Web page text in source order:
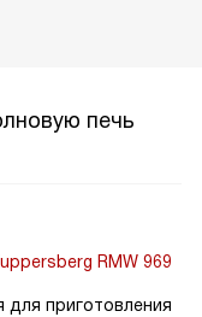
печь
RMW 969
приготовления